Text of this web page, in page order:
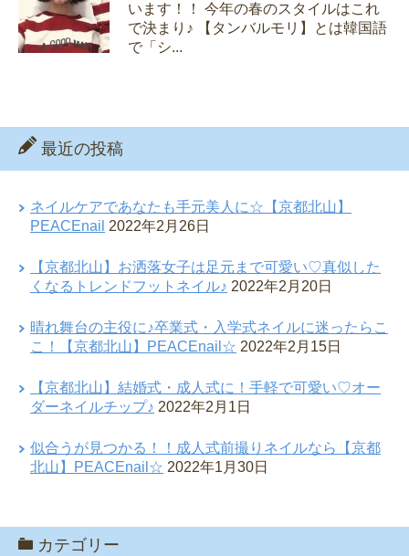
います！！ 今年の春のスタイルはこれ
で決まり♪ 【タンバルモリ】とは韓国語
で「シ...
最近の投稿
ネイルケアであなたも手元美人に☆【京都北山】
PEACEnail 2022年2月26日
【京都北山】お洒落女子は足元まで可愛い♡真似した
くなるトレンドフットネイル♪ 2022年2月20日
晴れ舞台の主役に♪卒業式・入学式ネイルに迷ったらこ
こ！【京都北山】PEACEnail☆ 2022年2月15日
【京都北山】結婚式・成人式に！手軽で可愛い♡オー
ダーネイルチップ♪ 2022年2月1日
似合うが見つかる！！成人式前撮りネイルなら【京都
北山】PEACEnail☆ 2022年1月30日
カテゴリー